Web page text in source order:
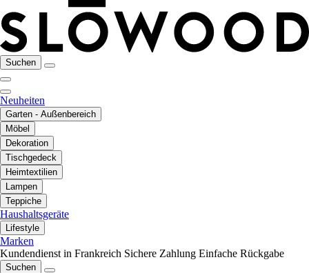
Suchen
Neuheiten
Garten - Außenbereich
Möbel
Dekoration
Tischgedeck
Heimtextilien
Lampen
Teppiche
Haushaltsgeräte
Lifestyle
Marken
Kundendienst in Frankreich Sichere Zahlung Einfache Rückgabe
Suchen